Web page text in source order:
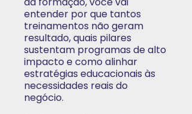
entender por que tantos
treinamentos não geram
resultado, quais pilares
sustentam programas de alto
impacto e como alinhar
estratégias educacionais às
necessidades reais do
negócio.